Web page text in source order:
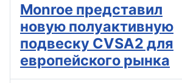
Monroe представил
новую полуактивную
подвеску CVSA2 для
европейского рынка